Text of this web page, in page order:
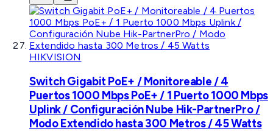
HIKVISION
Switch Gigabit PoE+ / Monitoreable / 4
Puertos 1000 Mbps PoE+ / 1 Puerto 1000 Mbps
Uplink / Configuración Nube Hik-PartnerPro /
Modo Extendido hasta 300 Metros / 45 Watts